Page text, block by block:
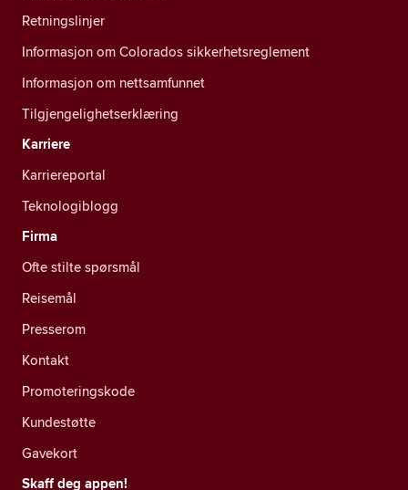
Retningslinjer
Informasjon om Colorados sikkerhetsreglement
Informasjon om nettsamfunnet
Tilgjengelighetserklæring
Karriere
Karriereportal
Teknologiblogg
Firma
Ofte stilte spørsmål
Reisemål
Presserom
Kontakt
Promoteringskode
Kundestøtte
Gavekort
Skaff deg appen!